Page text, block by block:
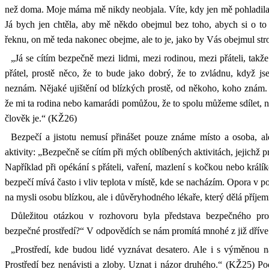
než doma. Moje máma mě nikdy neobjala. Víte, kdy jen mě
Já bych jen chtěla, aby mě někdo obejmul bez toho, abych si o
řeknu, on mě teda nakonec obejme, ale to je, jako by Vás obejmul
„Já se cítím bezpečně mezi lidmi, mezi rodinou, mezi přáteli,
přátel, prostě něco, že to bude jako dobrý, že to zvládnu, když
neznám. Nějaké ujištění od blízkých prostě, od někoho, koho
že mi ta rodina nebo kamarádi pomůžou, že to spolu můžeme sdílet,
člověk je.“ (KŽ26)
Bezpečí a jistotu nemusí přinášet pouze známe místo a osoba,
aktivity: „Bezpečně se cítím při mých oblíbených aktivitách, jejichž
Například při opékání s přáteli, vaření, mazlení s kočkou nebo
bezpečí mívá často i vliv teplota v místě, kde se nacházím. Opora v
na mysli osobu blízkou, ale i důvěryhodného lékaře, který dělá
Důležitou otázkou v rozhovoru byla představa bezpečného
bezpečné prostředí?“ V odpovědích se nám promítá mnohé z již
„Prostředí, kde budou lidé vyznávat desatero. Ale i s výměnou
Prostředí bez nenávisti a zloby. Uznat i názor druhého.“ (KŽ25)